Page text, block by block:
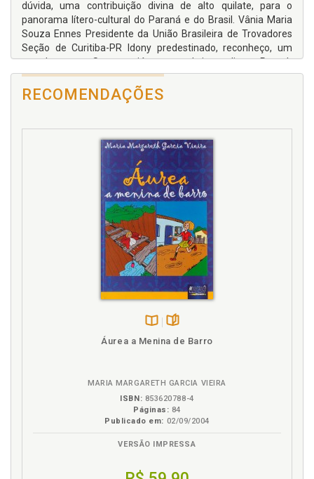
dúvida, uma contribuição divina de alto quilate, para o
panorama lítero-cultural do Paraná e do Brasil. Vânia Maria
Souza Ennes Presidente da União Brasileira de Trovadores
Seção de Curitiba-PR Idony predestinado, reconheço, um
grande esteta... Seu estro já consagrado imortaliza-o: Poeta!
RECOMENDAÇÕES
Áurea a Menina de Barro
MARIA MARGARETH GARCIA VIEIRA
ISBN: 853620788-4
Páginas: 84
Publicado em: 02/09/2004
VERSÃO IMPRESSA